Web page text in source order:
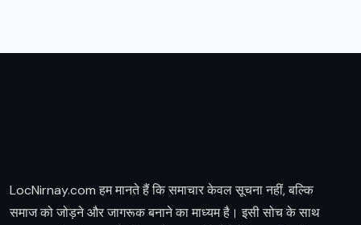
LocNirnay.com हम मानते हैं कि समाचार केवल सूचना नहीं, बल्कि
समाज को जोड़ने और जागरूक बनाने का माध्यम है। इसी सोच के साथ